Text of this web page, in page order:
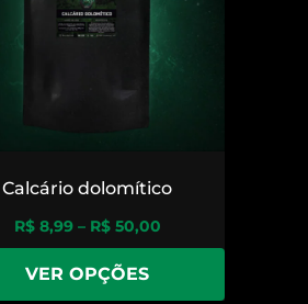
Calcário dolomítico
R$8,99 – R$50,00
VER OPÇÕES